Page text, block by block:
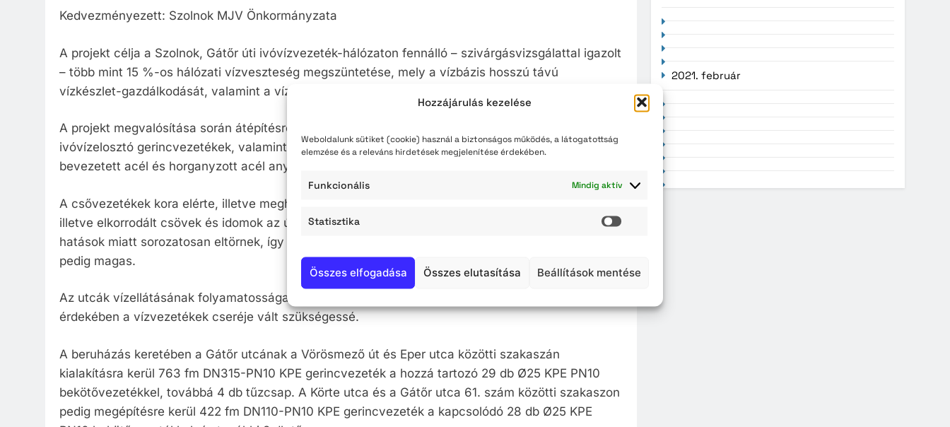
Hozzájárulás kezelése
Weboldalunk sütiket (cookie) használ a biztonságos működés, a látogatottság
elemzése és a releváns hirdetések megjelenítése érdekében.
Funkcionális Mindig aktív
Statisztika
Összes elfogadása Összes elutasítása Beállítások mentése
Kedvezményezett: Szolnok MJV Önkormányzata
A projekt célja a Szolnok, Gátőr úti ivóvízvezeték-hálózaton fennálló – szivárgásvizsgálattal igazolt
– több mint 15 %-os hálózati vízveszteség megszüntetése, mely a vízbázis hosszú távú
vízkészlet-gazdálkodását, valamint a vízszolgáltatás biztosítását meghatározza.
A projekt megvalósítása során átépítésre kerülő szakaszon jelenleg azbesztcement anyagú
ivóvízelosztó gerincvezetékek, valamint a gerincvezetékekről az utcában lévő ingatlanokhoz
bevezetett acél és horganyzott acél anyagú házi bekötő vezetékek üzemelnek.
A csővezetékek kora elérte, illetve meghaladta a műszakilag várható élettartamot, az elridegedett,
illetve elkorrodált csövek és idomok az úttesttől, illetőleg a korróziótól származó és egyre növekvő
hatások miatt sorozatosan eltörnek, így a folyamatos vízellátást megszakítják, a javítások költsége
pedig magas.
Az utcák vízellátásának folyamatossága és a vezetékek fenntartási költségének csökkentése
érdekében a vízvezetékek cseréje vált szükségessé.
A beruházás keretében a Gátőr utcának a Vörösmező út és Eper utca közötti szakaszán
kialakításra kerül 763 fm DN315-PN10 KPE gerincvezeték a hozzá tartozó 29 db Ø25 KPE PN10
bekötővezetékkel, továbbá 4 db tűzcsap. A Körte utca és a Gátőr utca 61. szám közötti szakaszon
pedig megépítésre kerül 422 fm DN110-PN10 KPE gerincvezeték a kapcsolódó 28 db Ø25 KPE
2021. február